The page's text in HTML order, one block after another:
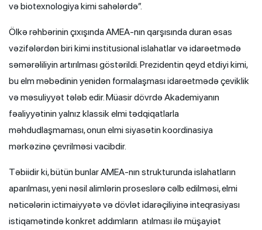
və biotexnologiya kimi sahələrdə”.
Ölkə rəhbərinin çıxışında AMEA-nın qarşısında duran əsas
vəzifələrdən biri kimi institusional islahatlar və idarəetmədə
səmərəliliyin artırılması göstərildi. Prezidentin qeyd etdiyi kimi,
bu elm məbədinin yenidən formalaşması idarəetmədə çeviklik
və məsuliyyət tələb edir. Müasir dövrdə Akademiyanın
fəaliyyətinin yalnız klassik elmi tədqiqatlarla
məhdudlaşmaması, onun elmi siyasətin koordinasiya
mərkəzinə çevrilməsi vacibdir.
Təbiidir ki, bütün bunlar AMEA-nın strukturunda islahatların
aparılması, yeni nəsil alimlərin proseslərə cəlb edilməsi, elmi
nəticələrin ictimaiyyətə və dövlət idarəçiliyinə inteqrasiyası
istiqamətində konkret addımların atılması ilə müşayiət